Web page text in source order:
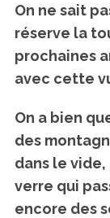
On ne sait
réserve la
prochaines
avec cette
On a bien
des
dans le vide,
verre qui
encore des
e
a
r